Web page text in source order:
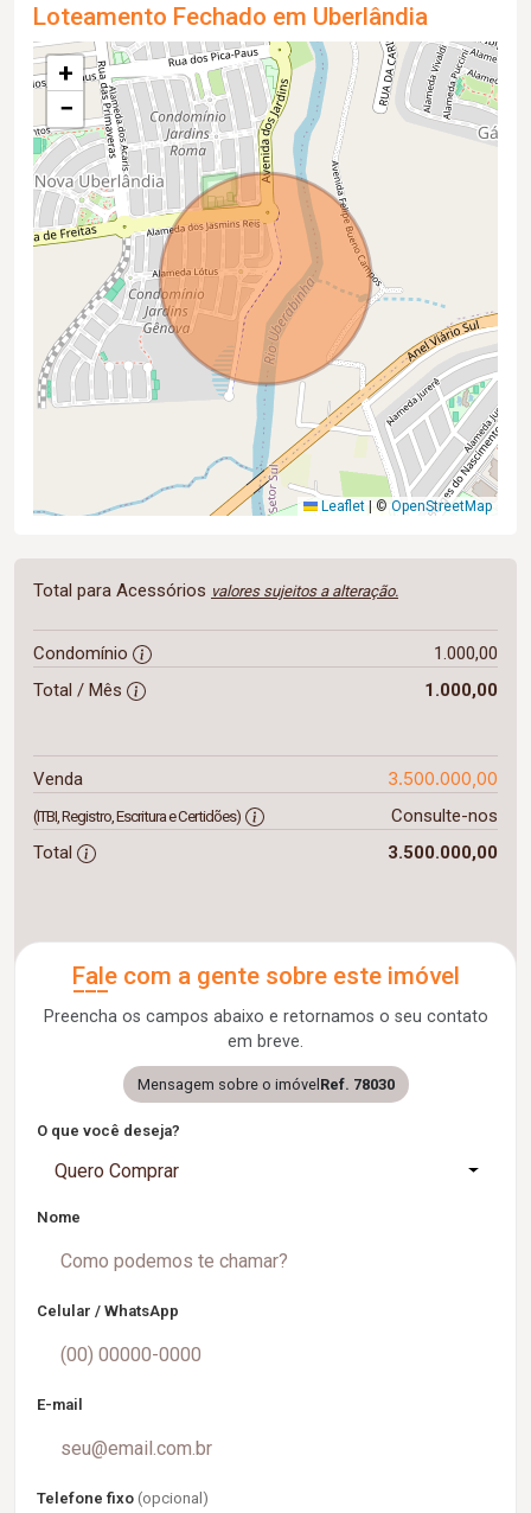
Loteamento Fechado em Uberlândia
+
−
Leaflet | © OpenStreetMap
Total para Acessórios valores sujeitos a alteração.
Condomínio
1.000,00
Total / Mês
1.000,00
Venda 3.500.000,00
(ITBI, Registro, Escritura e Certidões)
Consulte-nos
Total
3.500.000,00
Fale com a gente sobre este imóvel
Preencha os campos abaixo e retornamos o seu contato
em breve.
Mensagem sobre o imóvelRef. 78030
O que você deseja?
Quero Comprar
Nome
Celular / WhatsApp
E-mail
Telefone fixo (opcional)